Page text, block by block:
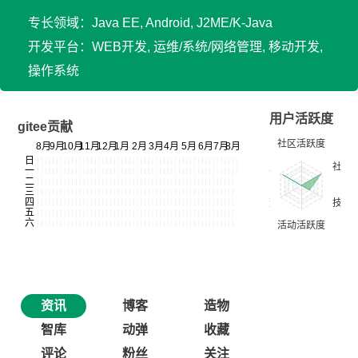
专长领域：Java EE, Android, J2ME/K-Java
开发平台：WEB开发, 运维/系统/网络管理, 移动开发,
操作系统
gitee贡献
用户活跃度
资讯 博客
造物
智库
动弹
收藏
评论
粉丝 关注